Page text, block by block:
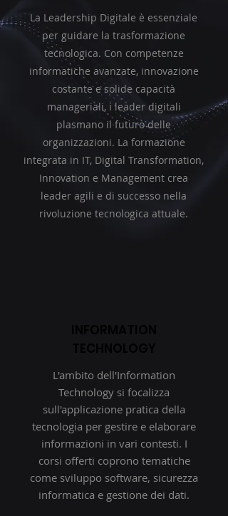
La Leadership Digitale è essenziale
per guidare la trasformazione
tecnologica. Con competenze
informatiche avanzate, innovazione
costante e solide capacità
manageriali, i leader digitali
plasmano il futuro delle
organizzazioni. La formazione
integrata in IT, Digital Transformation,
Innovation e Management crea
leader agili e di successo nella
rivoluzione tecnologica attuale.
L'ambito dell'Information
Technology si focalizza
sull'applicazione pratica della
tecnologia per gestire e elaborare
informazioni in vari contesti. I
corsi offerti coprono tematiche
come sviluppo software, sicurezza
informatica e gestione dei dati.